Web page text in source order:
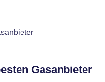
Gasanbieter